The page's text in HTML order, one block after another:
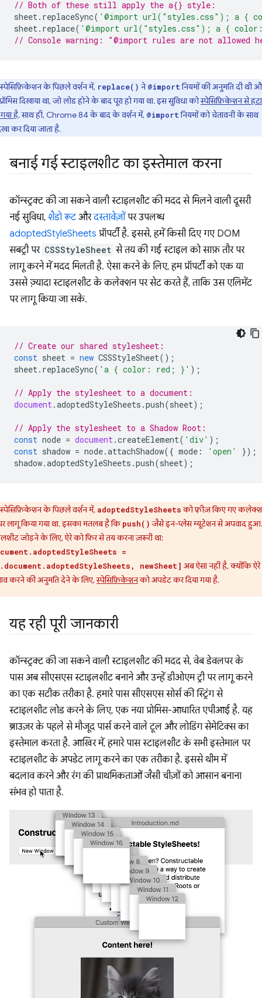
// Both of these still apply the a{} style:
sheet. replaceSync( '@import url("styles.css"); a {
sheet. replace( '@import url("styles.css"); a {
// Console warning: "@import rules are not allowed
स्पेसिफ़िकेशन के पिछले वर्शन में, replace() ने@importनियमों की अनुमति दी थी
दिखाया था, जो लोड होने के बाद पूरा हो गया था. इस सुविधा कोस्पेसिफ़िकेशन से हटा
गया है. साथ ही, Chrome 84 के बाद के वर्शन में, @importनियमों को चेतावनी के साथ
कर दिया जाता है.
बनाई गई स्टाइलशीट का इस्तेमाल करना
कॉन्स्ट्रक्ट की जा सकने वाली स्टाइलशीट की मदद से मिलने वाली दूसरी
नई सुविधा, शैडो रूटऔरदस्तावेज़ोंपर उपलब्ध
adoptedStyleSheets प्रॉपर्टी है. इससे, हमें किसी दिए गए DOM
सबट्री पर CSSStyleSheet से तय की गई स्टाइल को साफ़ तौर पर
लागू करने में मदद मिलती है. ऐसा करने के लिए, हम प्रॉपर्टी को एक या
उससे ज़्यादा स्टाइलशीट के कलेक्शन पर सेट करते हैं, ताकि उस एलिमेंट
पर लागू किया जा सके.
// Create our shared stylesheet:
const sheet = new CSSStyleSheet();
sheet. replaceSync( 'a { color: red; }' );
// Apply the stylesheet to a document:
document.adoptedStyleSheets .push(sheet);
// Apply the stylesheet to a Shadow Root:
const node = document.createElement( 'div' );
const shadow = node.attachShadow({ mode : 'open'
});
shadow.adoptedStyleSheets .push(sheet);
स्पेसिफ़िकेशन के पिछले वर्शन में, adoptedStyleSheetsको फ़्रीज़ किए गए
लागू किया गया था. इसका मतलब है कि push() जैसे इन-प्लेस म्यूटेशन से अपवाद
जोड़ने के लिए, ऐरे को फिर से तय करना ज़रूरी था:
=
newSheet] अब ऐसा नहीं है, क्योंकि
करने की अनुमति देने के लिए,स्पेसिफ़िकेशनको अपडेट कर दिया गया है.
यह रही पूरी जानकारी
कॉन्स्ट्रक्ट की जा सकने वाली स्टाइलशीट की मदद से, वेब डेवलपर के
पास अब सीएसएस स्टाइलशीट बनाने और उन्हें डीओएम ट्री पर लागू करने
का एक सटीक तरीका है. हमारे पास सीएसएस सोर्स की स्ट्रिंग से
स्टाइलशीट लोड करने के लिए, एक नया प्रोमिस-आधारित एपीआई है. यह
ब्राउज़र के पहले से मौजूद पार्स करने वाले टूल और लोडिंग सेमेटिक्स का
इस्तेमाल करता है. आखिर में, हमारे पास स्टाइलशीट के सभी इस्तेमाल पर
स्टाइलशीट के अपडेट लागू करने का एक तरीका है. इससे थीम में
बदलाव करने और रंग की प्राथमिकताओं जैसी चीज़ों को आसान बनाना
संभव हो पाता है.